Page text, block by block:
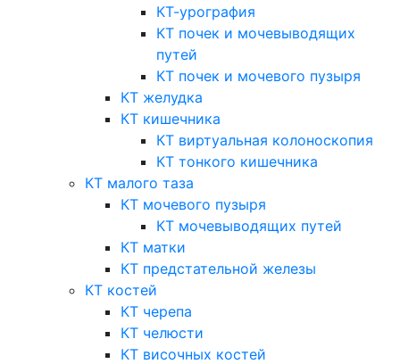
КТ-урография
КТ почек и мочевыводящих
путей
КТ почек и мочевого пузыря
КТ желудка
КТ кишечника
КТ виртуальная колоноскопия
КТ тонкого кишечника
КТ малого таза
КТ мочевого пузыря
КТ мочевыводящих путей
КТ матки
КТ предстательной железы
КТ костей
КТ черепа
КТ челюсти
КТ височных костей